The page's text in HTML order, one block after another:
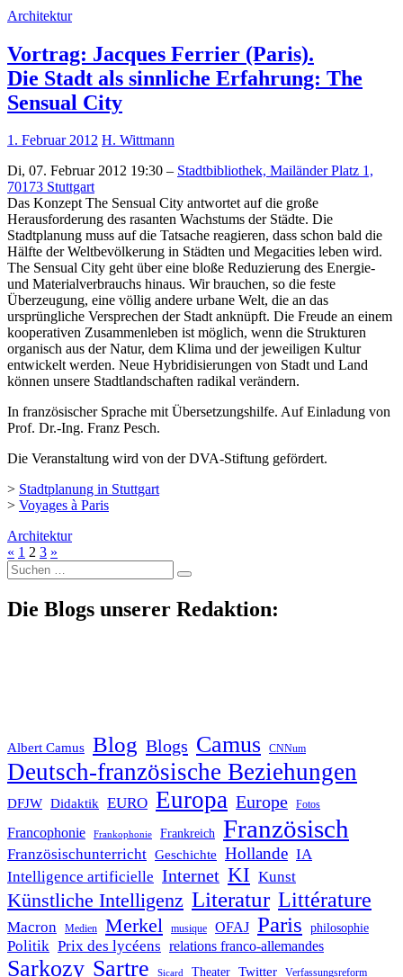
Architektur
Vortrag: Jacques Ferrier (Paris).
Die Stadt als sinnliche Erfahrung: The
Sensual City
1. Februar 2012 H. Wittmann
Di, 07. Februar 2012 19:30 – Stadtbibliothek, Mailänder Platz 1,
70173 Stuttgart
Das Konzept The Sensual City antwortet auf die große
Herausforderung des rasanten Wachstums der Städte. Die
Stadtplanung muss auf die Tatsache reagieren, dass schon bald die
Hälfte der Weltbevölkerung in Städten und Megacities leben wird.
The Sensual City geht über eine bloße Reduzierung des Energie-
und Materialverbrauchs hinaus. Wir brauchen, so die feste
Überzeugung, eine völlig andere urbane Welt, die an das
ursprüngliche Versprechen der Stadt anknüpft. Die Freude an einem
kooperativen Zusammenleben ist möglich, wenn die Strukturen
organisch aus der Natur, dem Klima und der jeweiligen Kultur
entwickelt werden. Neue Hybridisierungen von Stadt und Land
können unsere Stadtlandschaften radikal verändern.
In französischer Sprache mit Übersetzungshilfe. Auf Einladung von
Prof. Dr.-Ing. Franz Pesch.
Die Veranstaltung wird von der DVA-Stiftung gefördert.
> Stadtplanung in Stuttgart
> Voyages à Paris
Architektur
« 1 2 3 »
Suche
nach:
Die Blogs unserer Redaktion:
Albert Camus Blog Blogs Camus CNNum
Deutsch-französische Beziehungen
DFJW Didaktik EURO Europa Europe Fotos
Francophonie Frankophonie Frankreich Französisch
Französischunterricht Geschichte Hollande IA
Intelligence artificielle Internet KI Kunst
Künstliche Intelligenz Literatur Littérature
Macron Medien Merkel musique OFAJ Paris philosophie
Politik Prix des lycéens relations franco-allemandes
Sarkozy Sartre Sicard Theater Twitter Verfassungsreform